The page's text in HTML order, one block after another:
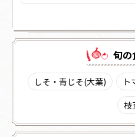
旬の
しそ・青じそ(大葉) ト
枝